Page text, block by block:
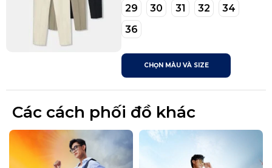
29 30 31 32
34
36
CHỌN MÀU VÀ SIZE
Các cách phối đồ khác